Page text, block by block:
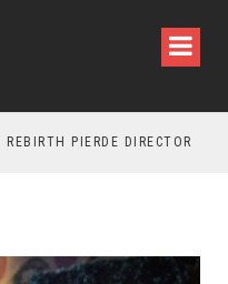
PIERDE DIRECTOR